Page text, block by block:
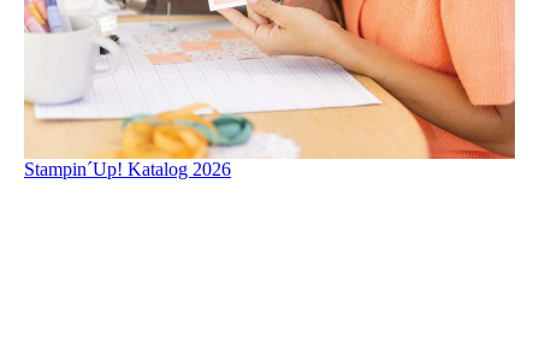
Stampin´Up! Katalog 2026